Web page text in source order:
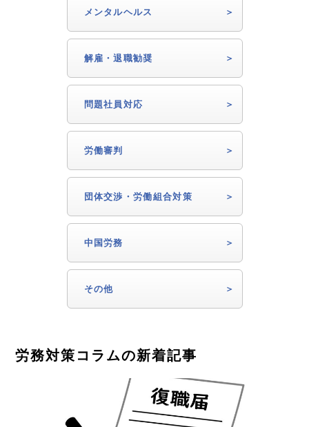
メンタルヘルス
解雇・退職勧奨
問題社員対応
労働審判
団体交渉・労働組合対策
中国労務
その他
労務対策コラムの新着記事